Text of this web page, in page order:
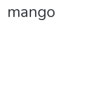
mango